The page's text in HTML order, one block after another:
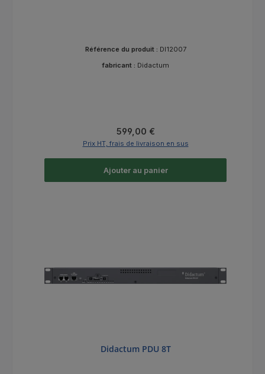
Référence du produit : DI12007
fabricant : Didactum
Prix régulier :
599,00 €
Prix HT, frais de livraison en sus
Ajouter au panier
Didactum PDU 8T